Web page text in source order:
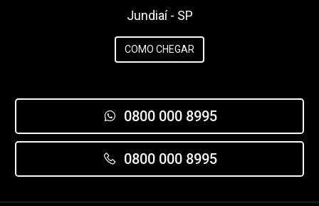
Jundiaí - SP
COMO CHEGAR
0800 000 8995
0800 000 8995